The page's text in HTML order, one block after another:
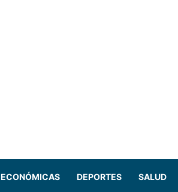
ECONÓMICAS DEPORTES SALUD